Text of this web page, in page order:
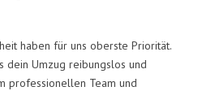
haben für uns oberste Priorität.
dein Umzug reibungslos und
professionellen Team und